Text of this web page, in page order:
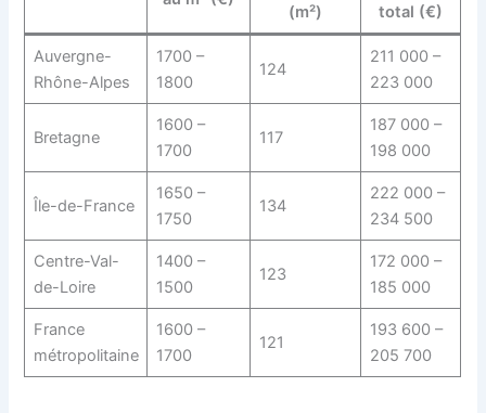
(m²)
total (€)
Auvergne-
Rhône-Alpes
1700 –
1800
124
211 000 –
223 000
Bretagne
1600 –
1700
117
187 000 –
198 000
Île-de-France
1650 –
1750
134
222 000 –
234 500
Centre-Val-
de-Loire
1400 –
1500
123
172 000 –
185 000
France
métropolitaine
1600 –
1700
121
193 600 –
205 700